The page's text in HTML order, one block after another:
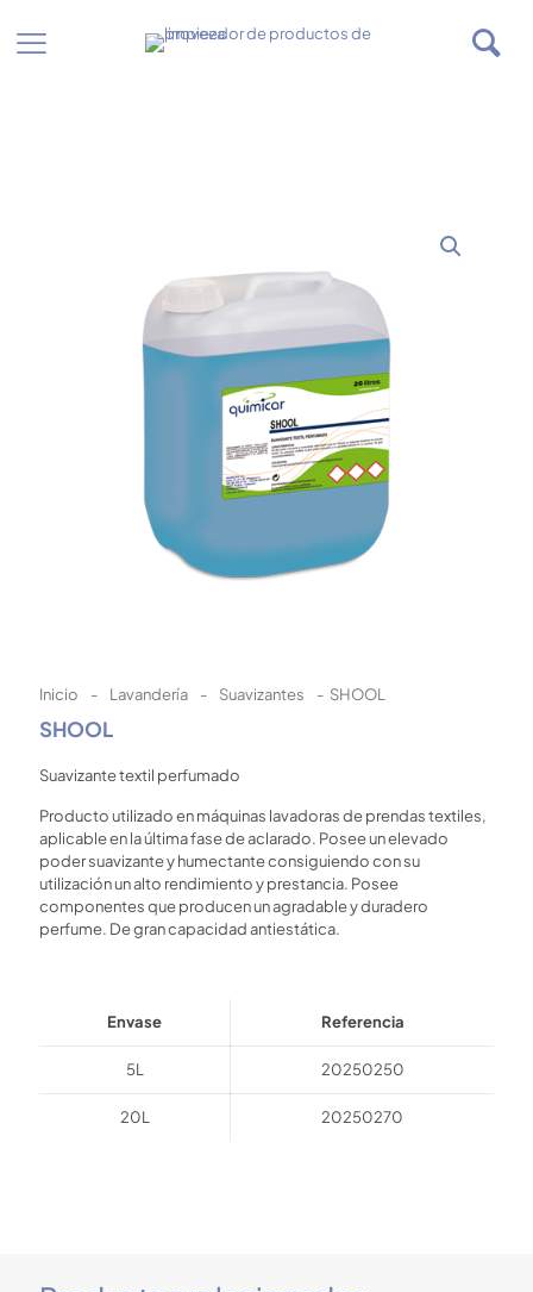
Inicio - Lavandería - Suavizantes - SHOOL
SHOOL
Suavizante textil perfumado
Producto utilizado en máquinas lavadoras de prendas textiles,
aplicable en la última fase de aclarado. Posee un elevado
poder suavizante y humectante consiguiendo con su
utilización un alto rendimiento y prestancia. Posee
componentes que producen un agradable y duradero
perfume. De gran capacidad antiestática.
Envase Referencia
5L 20250250
20L 20250270